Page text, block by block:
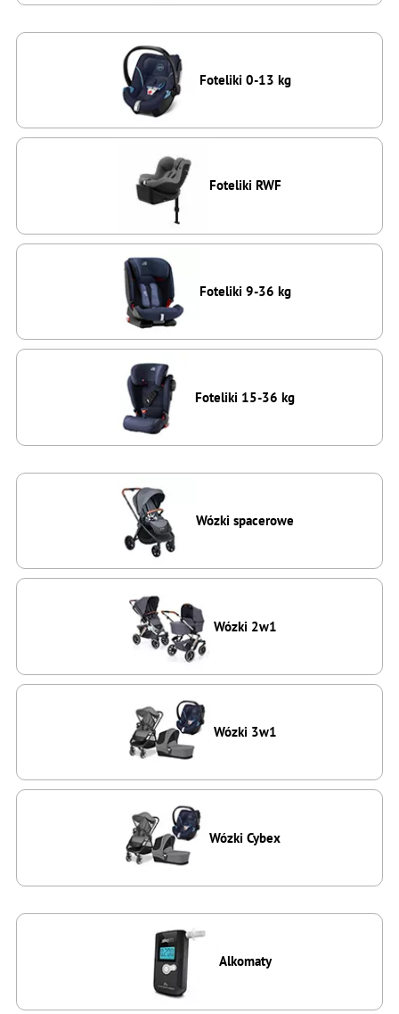
Foteliki 0-13 kg
Foteliki RWF
Foteliki 9-36 kg
Foteliki 15-36 kg
Wózki spacerowe
Wózki 2w1
Wózki 3w1
Wózki Cybex
Alkomaty